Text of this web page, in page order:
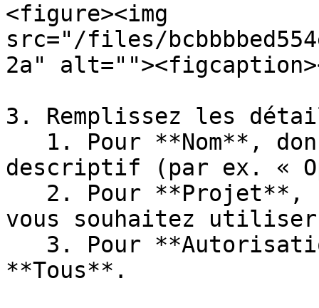
<figure><img
src="/files/
2a"
3. Remplissez les
descriptif (par ex. «
vous souhaitez
**Tous**.